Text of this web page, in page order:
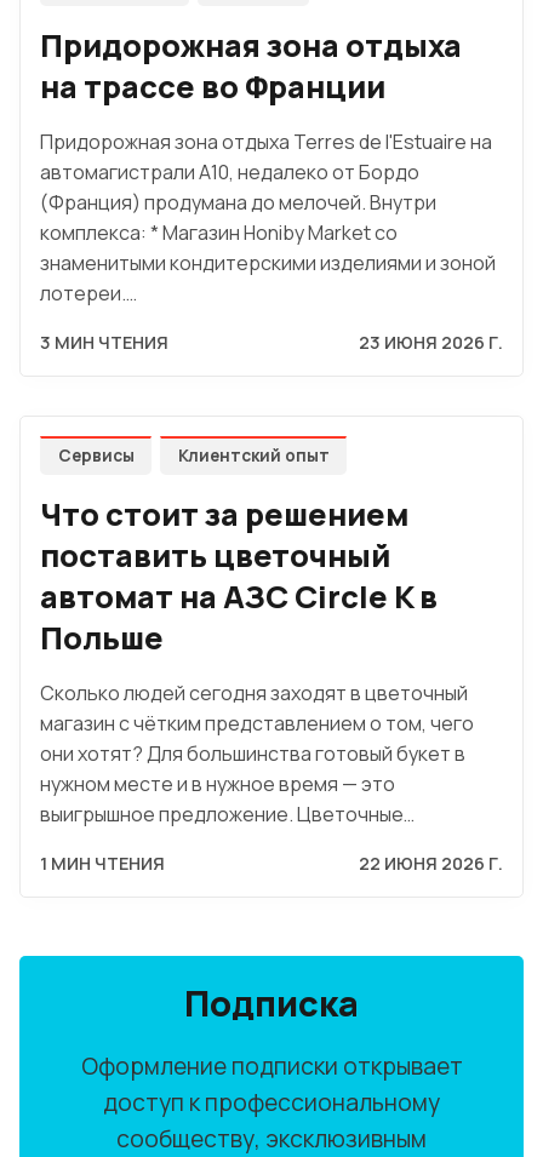
Придорожная зона отдыха
на трассе во Франции
Придорожная зона отдыха Terres de l'Estuaire на
автомагистрали A10, недалеко от Бордо
(Франция) продумана до мелочей. Внутри
комплекса: * Магазин Honiby Market со
знаменитыми кондитерскими изделиями и зоной
лотереи.…
3 МИН ЧТЕНИЯ 23 ИЮНЯ 2026 Г.
Сервисы Клиентский опыт
Что стоит за решением
поставить цветочный
автомат на АЗС Circle K в
Польше
Сколько людей сегодня заходят в цветочный
магазин с чётким представлением о том, чего
они хотят? Для большинства готовый букет в
нужном месте и в нужное время — это
выигрышное предложение. Цветочные…
1 МИН ЧТЕНИЯ 22 ИЮНЯ 2026 Г.
Подписка
Оформление подписки открывает
доступ к профессиональному
сообществу, эксклюзивным